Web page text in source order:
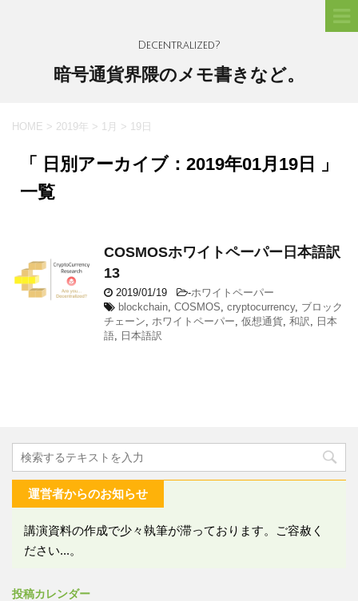
Decentralized?
暗号通貨界隈のメモ書きなど。
HOME > 2019年 > 1月 > 19日
「 日別アーカイブ：2019年01月19日 」
一覧
COSMOSホワイトペーパー日本語訳
13
2019/01/19 -ホワイトペーパー
blockchain COSMOS cryptocurrency, ブロック
チェーン
ホワイトペーパー 仮想通貨 和訳
日本
語
日本語訳
運営者からのお知らせ
講演資料の作成で少々執筆が滞っております。ご容赦く
ださい...。
投稿カレンダー